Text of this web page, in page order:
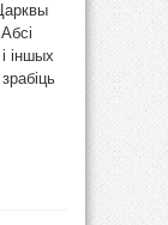
іншых